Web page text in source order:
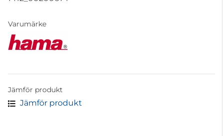
Varumärke
Jämför produkt
Jämför produkt